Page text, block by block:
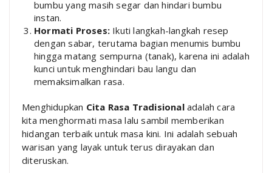
bumbu yang masih segar dan hindari bumbu
instan.
Hormati Proses: Ikuti langkah-langkah resep
dengan sabar, terutama bagian menumis bumbu
hingga matang sempurna (tanak), karena ini adalah
kunci untuk menghindari bau langu dan
memaksimalkan rasa.
Menghidupkan Cita Rasa Tradisionaladalah cara
kita menghormati masa lalu sambil memberikan
hidangan terbaik untuk masa kini. Ini adalah sebuah
warisan yang layak untuk terus dirayakan dan
diteruskan.